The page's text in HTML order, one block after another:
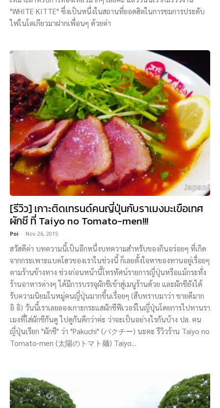
"WHITE KITTE" ซึ่งเป็นหนึ่งในสถานที่ยอดฮิตในการชมการประดับ
ไฟในโตเกียวมาฝากเพื่อนๆ ด้วยค่า
[รีวิว] เกาะติดเทรนด์คนญี่ปุ่นกับราเมงมะเขือเทศ
ผักชี ที่ Taiyo no Tomato-men!!!
Poi - Nov 26, 2015
สวัสดีค่า บทความนี้เป็นอีกหนึ่งบทความสำหรับของกินอร่อยๆ ที่เกิด
จากกระเพาะแบคโฮวของเราในช่วงนี้ ก็เลยตั้งใจหาของทานอยู่เรื่อยๆ
ตามร้านข้างทาง ช่วงก่อนหน้านี้โทรทัศน์รายการญี่ปุ่นหรือแม้กระทั่ง
ร้านอาหารต่างๆ ได้มีการบรรจุผักชีเข้าสู่เมนูร้านด้วย และผักชียังได้
รับความนิยมในหมู่คนญี่ปุ่นมากขึ้นเรื่อยๆ (สืบทราบมาว่า ขายดีมาก
อิ อิ) วันนี้เราเลยลองเกาะกระแสผักชีฟีเวอร์ในญี่ปุ่นโดยการไปทานรา
เมงที่ใส่ผักชีกันดู ไปดูกันดีกว่าค่ะ ว่าจะเป็นอย่างไรกันบ้าง ปล. คน
ญี่ปุ่นเรียก "ผักชี" ว่า "Pakuchi" (パクチー) นะคะ รีวิวร้าน Taiyo no
Tomato-men (太陽のトマト麺) Taiyo...